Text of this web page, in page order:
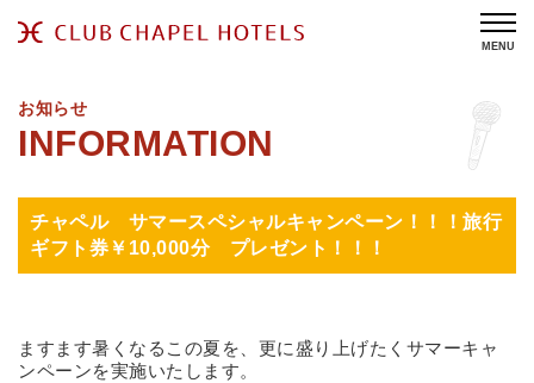
MENU
お知らせ
チャペル サマースペシャルキャンペーン！！！旅行
ギフト券￥10,000分 プレゼント！！！
ますます暑くなるこの夏を、更に盛り上げたくサマーキャ
ンペーンを実施いたします。